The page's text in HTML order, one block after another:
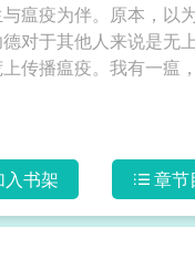
瘟疫为伴。原本，以
对于其他人来说是无
传播瘟疫。我有一瘟
入书架 章节